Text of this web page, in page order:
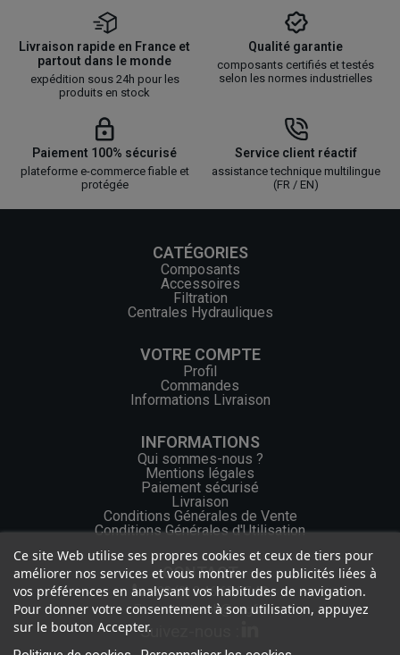
Livraison rapide en France et
partout dans le monde
expédition sous 24h pour les
produits en stock
Qualité garantie
composants certifiés et testés
selon les normes industrielles
Paiement 100% sécurisé
plateforme e-commerce fiable et
protégée
Service client réactif
assistance technique multilingue
(FR / EN)
CATÉGORIES
Composants
Accessoires
Filtration
Centrales Hydrauliques
VOTRE COMPTE
Profil
Commandes
Informations Livraison
INFORMATIONS
Qui sommes-nous ?
Mentions légales
Paiement sécurisé
Livraison
Conditions Générales de Vente
Conditions Générales d'Utilisation
CONTACT
+33 (0) 2 46 65 57 43
contact.web@ocgf.fr
Suivez-nous :
Ce site Web utilise ses propres cookies et ceux de tiers pour
améliorer nos services et vous montrer des publicités liées à
vos préférences en analysant vos habitudes de navigation.
Pour donner votre consentement à son utilisation, appuyez
sur le bouton Accepter.